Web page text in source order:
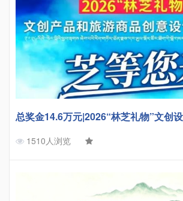
总奖金14.6万元|2026“林芝礼物”文创
1510人浏览